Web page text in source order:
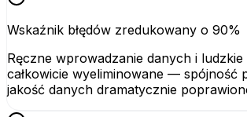
Wskaźnik błędów zredukowany o 90%
Ręczne wprowadzanie danych i ludzkie
całkowicie wyeliminowane — spójność
jakość danych dramatycznie